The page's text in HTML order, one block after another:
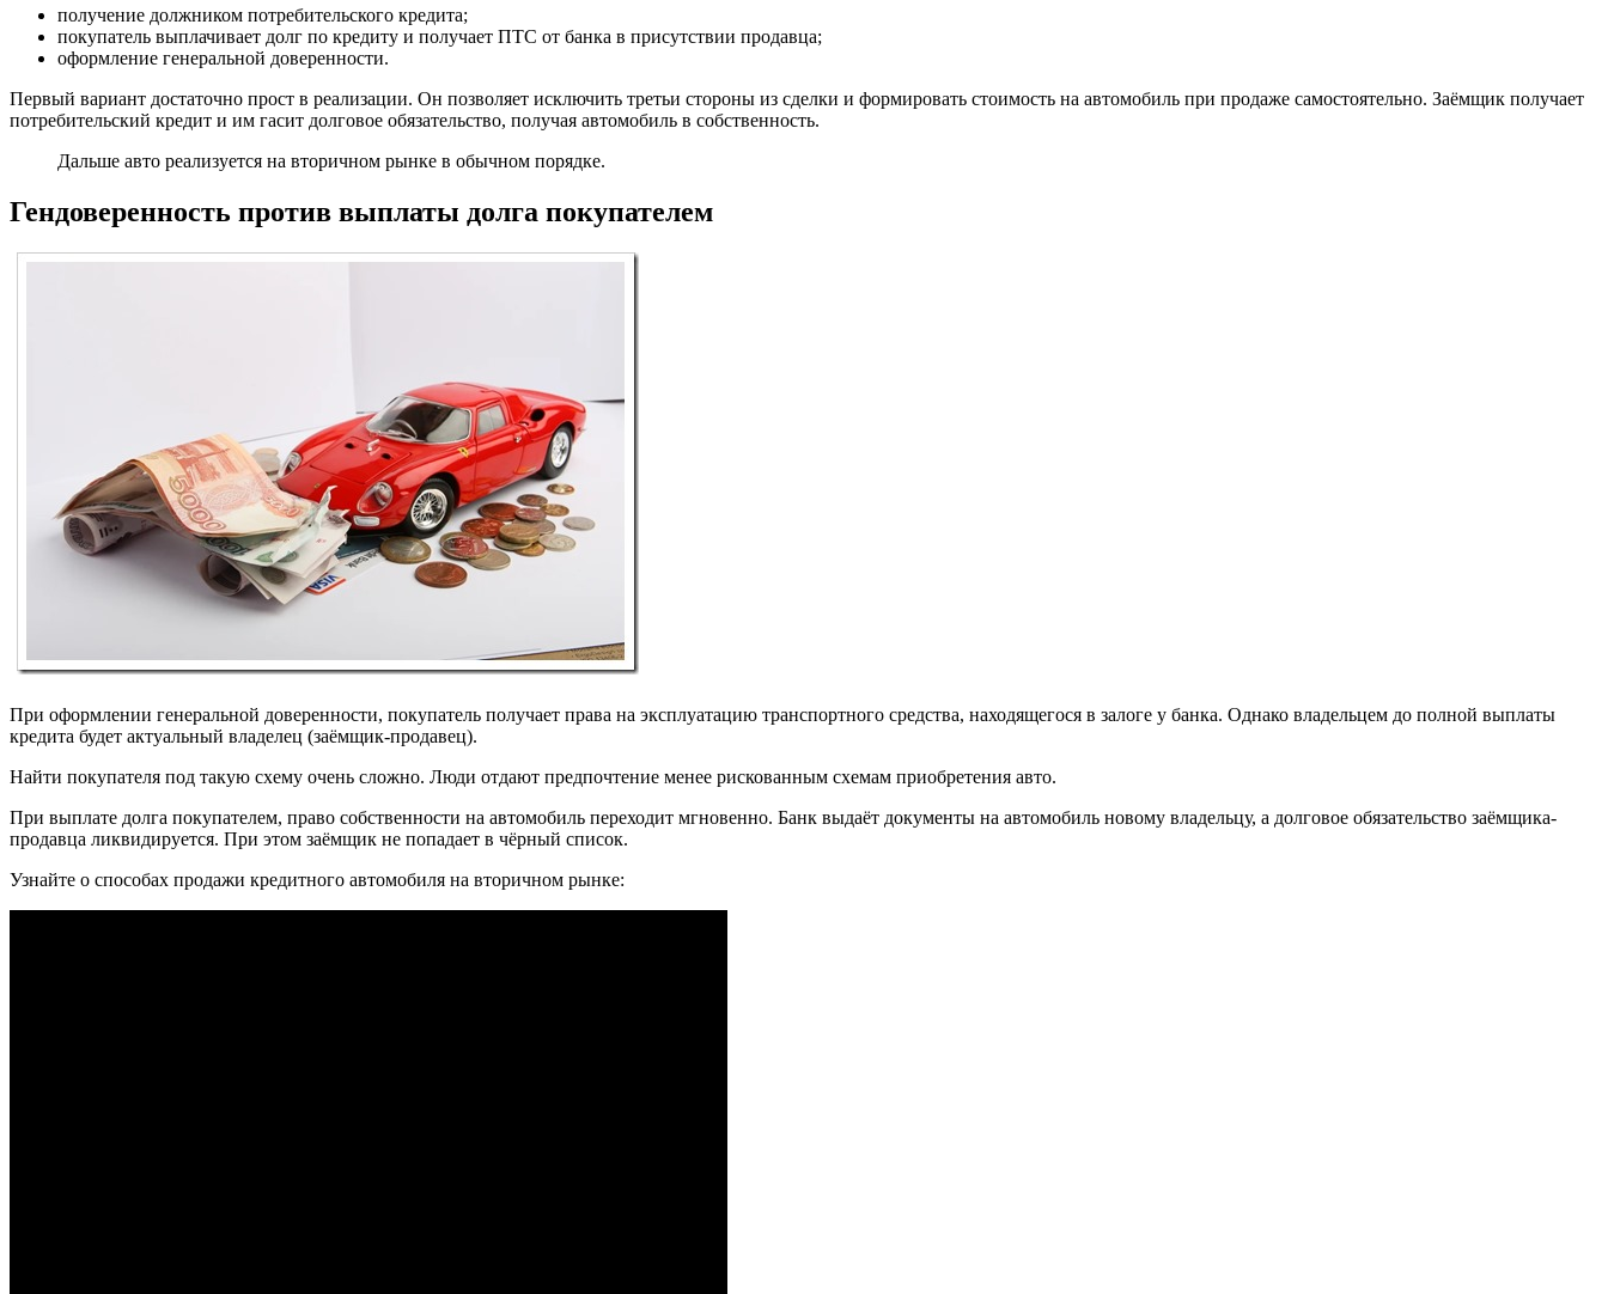
получение должником потребительского кредита;
покупатель выплачивает долг по кредиту и получает ПТС от банка в присутствии продавца;
оформление генеральной доверенности.
Первый вариант достаточно прост в реализации. Он позволяет исключить третьи стороны из сделки и формировать стоимость на автомобиль при продаже самостоятельно. Заёмщик получает
потребительский кредит и им гасит долговое обязательство, получая автомобиль в собственность.
Дальше авто реализуется на вторичном рынке в обычном порядке.
Гендоверенность против выплаты долга покупателем
При оформлении генеральной доверенности, покупатель получает права на эксплуатацию транспортного средства, находящегося в залоге у банка. Однако владельцем до полной выплаты
кредита будет актуальный владелец (заёмщик-продавец).
Найти покупателя под такую схему очень сложно. Люди отдают предпочтение менее рискованным схемам приобретения авто.
При выплате долга покупателем, право собственности на автомобиль переходит мгновенно. Банк выдаёт документы на автомобиль новому владельцу, а долговое обязательство заёмщика-
продавца ликвидируется. При этом заёмщик не попадает в чёрный список.
Узнайте о способах продажи кредитного автомобиля на вторичном рынке: